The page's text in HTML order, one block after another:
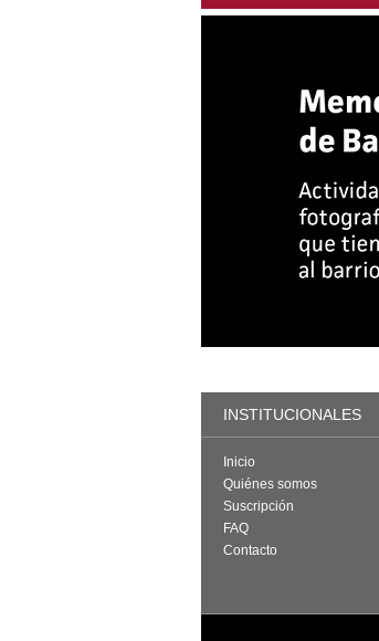
INSTITUCIONALES
Inicio
Quiénes somos
Suscripción
FAQ
Contacto